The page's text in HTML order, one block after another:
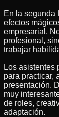
En la segunda
efectos
empresarial.
profesional,
trabajar
Los asistentes
para practicar,
presentación.
muy
de roles,
adaptación.